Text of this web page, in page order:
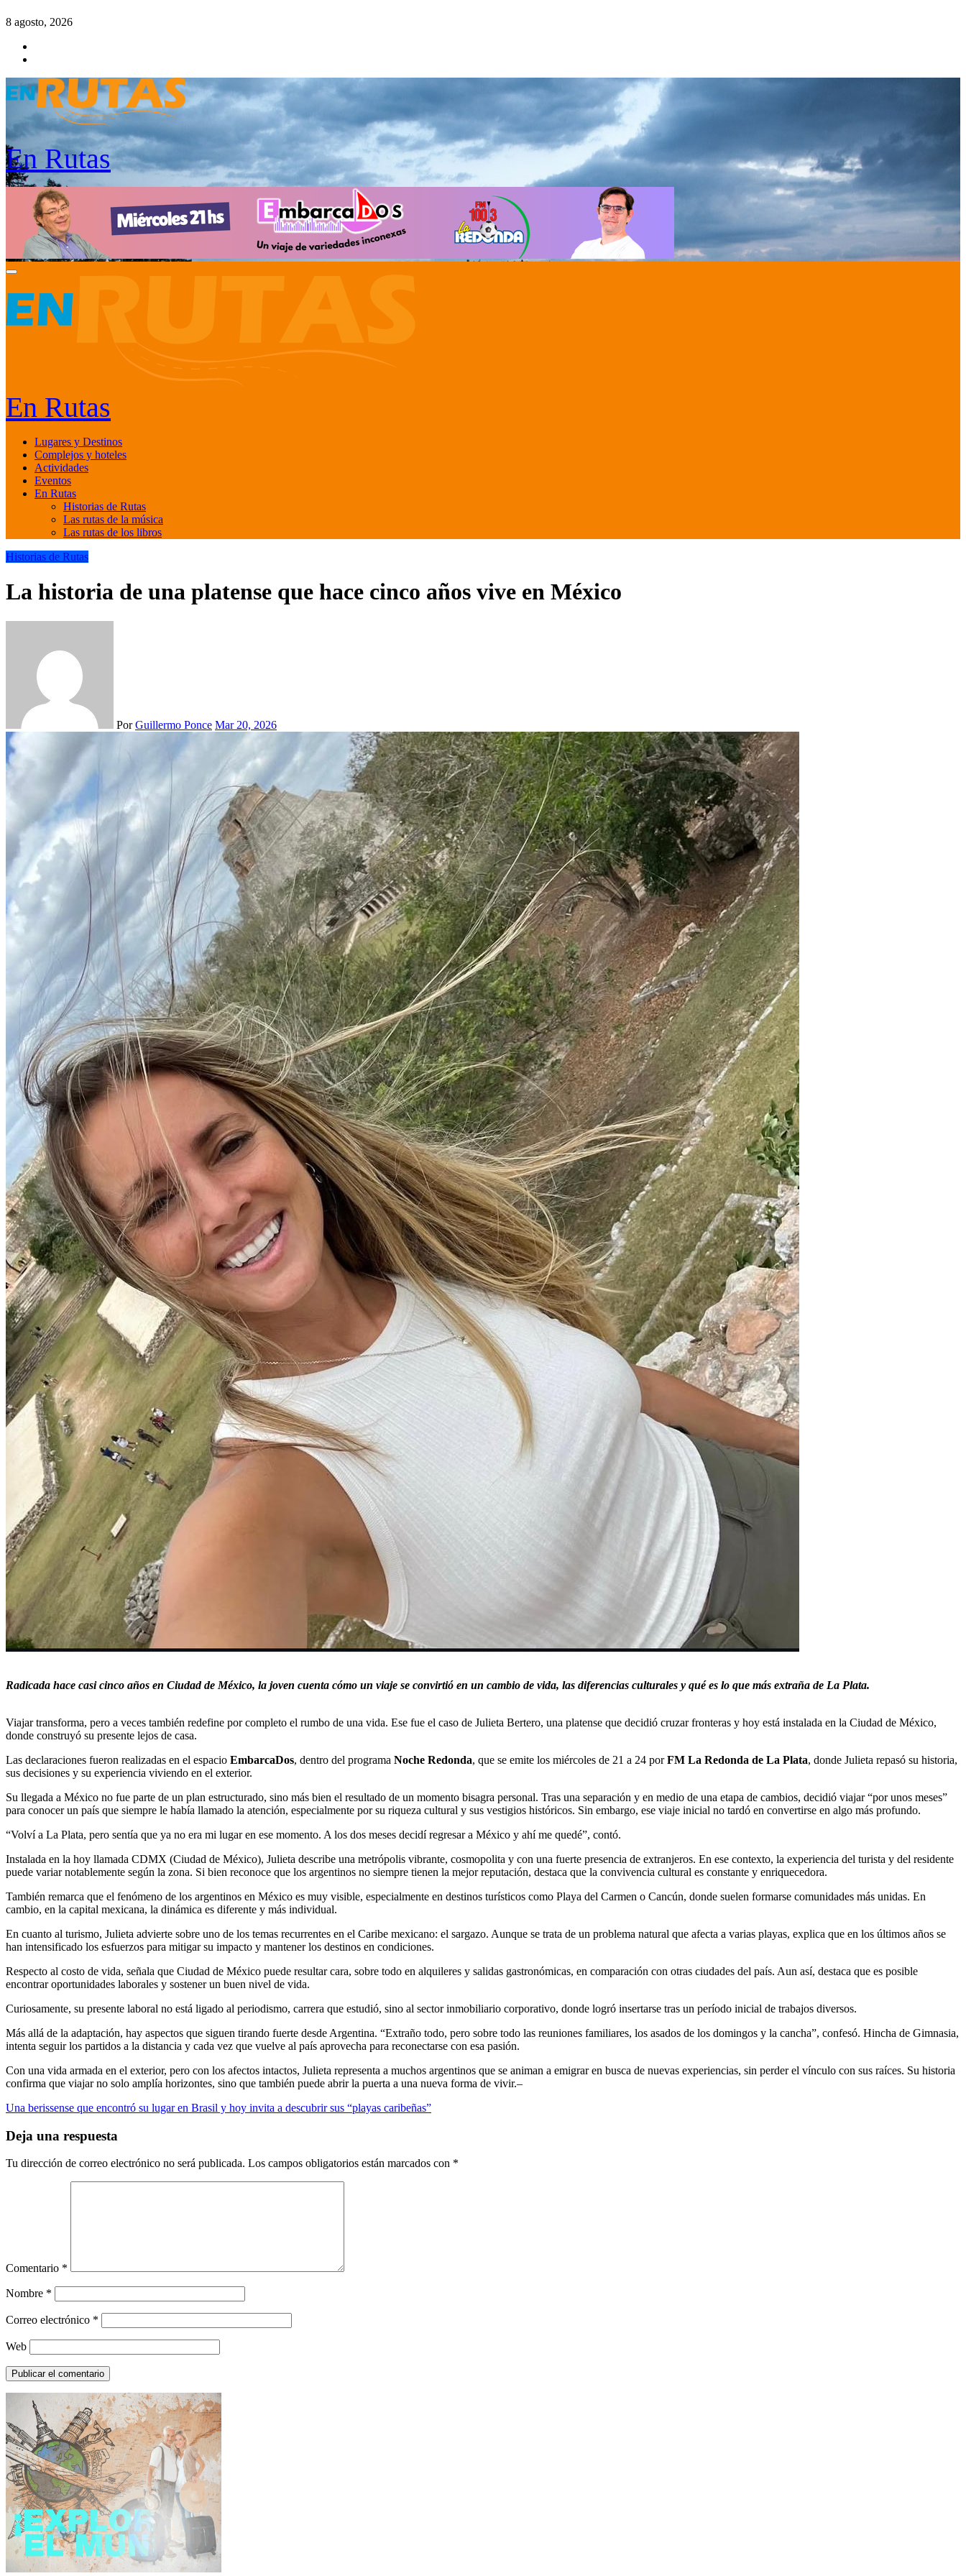
Saltar
contenido
8 agosto, 2026
En Rutas
En Rutas
Lugares y Destinos
Complejos y hoteles
Actividades
Eventos
En Rutas
Historias de Rutas
Las rutas de la música
Las rutas de los libros
Historias de Rutas
La historia de una platense que hace cinco años vive en México
PorGuillermo Ponce Mar 20, 2026
Radicada hace casi cinco años en Ciudad de México, la joven cuenta cómo un viaje se convirtió en un cambio de vida, las diferencias culturales y qué es lo que más extraña de La Plata.
Viajar transforma, pero a veces también redefine por completo el rumbo de una vida. Ese fue el caso de Julieta Bertero, una platense que decidió cruzar fronteras y hoy está instalada en la Ciudad de México,
donde construyó su presente lejos de casa.
Las declaraciones fueron realizadas en el espacio EmbarcaDos, dentro del programa Noche Redonda, que se emite los miércoles de 21 a 24 porFM La Redonda de La Plata, donde Julieta repasó su historia,
sus decisiones y su experiencia viviendo en el exterior.
Su llegada a México no fue parte de un plan estructurado, sino más bien el resultado de un momento bisagra personal. Tras una separación y en medio de una etapa de cambios, decidió viajar “por unos meses”
para conocer un país que siempre le había llamado la atención, especialmente por su riqueza cultural y sus vestigios históricos. Sin embargo, ese viaje inicial no tardó en convertirse en algo más profundo.
“Volví a La Plata, pero sentía que ya no era mi lugar en ese momento. A los dos meses decidí regresar a México y ahí me quedé”, contó.
Instalada en la hoy llamada CDMX (Ciudad de México), Julieta describe una metrópolis vibrante, cosmopolita y con una fuerte presencia de extranjeros. En ese contexto, la experiencia del turista y del residente
puede variar notablemente según la zona. Si bien reconoce que los argentinos no siempre tienen la mejor reputación, destaca que la convivencia cultural es constante y enriquecedora.
También remarca que el fenómeno de los argentinos en México es muy visible, especialmente en destinos turísticos como Playa del Carmen o Cancún, donde suelen formarse comunidades más unidas. En
cambio, en la capital mexicana, la dinámica es diferente y más individual.
En cuanto al turismo, Julieta advierte sobre uno de los temas recurrentes en el Caribe mexicano: el sargazo. Aunque se trata de un problema natural que afecta a varias playas, explica que en los últimos años se
han intensificado los esfuerzos para mitigar su impacto y mantener los destinos en condiciones.
Respecto al costo de vida, señala que Ciudad de México puede resultar cara, sobre todo en alquileres y salidas gastronómicas, en comparación con otras ciudades del país. Aun así, destaca que es posible
encontrar oportunidades laborales y sostener un buen nivel de vida.
Curiosamente, su presente laboral no está ligado al periodismo, carrera que estudió, sino al sector inmobiliario corporativo, donde logró insertarse tras un período inicial de trabajos diversos.
Más allá de la adaptación, hay aspectos que siguen tirando fuerte desde Argentina. “Extraño todo, pero sobre todo las reuniones familiares, los asados de los domingos y la cancha”, confesó. Hincha de Gimnasia,
intenta seguir los partidos a la distancia y cada vez que vuelve al país aprovecha para reconectarse con esa pasión.
Con una vida armada en el exterior, pero con los afectos intactos, Julieta representa a muchos argentinos que se animan a emigrar en busca de nuevas experiencias, sin perder el vínculo con sus raíces. Su historia
confirma que viajar no solo amplía horizontes, sino que también puede abrir la puerta a una nueva forma de vivir.–
Navegación
de
entradas
Una berissense que encontró su lugar en Brasil y hoy invita a descubrir sus “playas caribeñas”
Deja una respuesta
Tu dirección de correo electrónico no será publicada. Los campos obligatorios están marcados con *
Comentario *
Nombre *
Correo electrónico *
Web